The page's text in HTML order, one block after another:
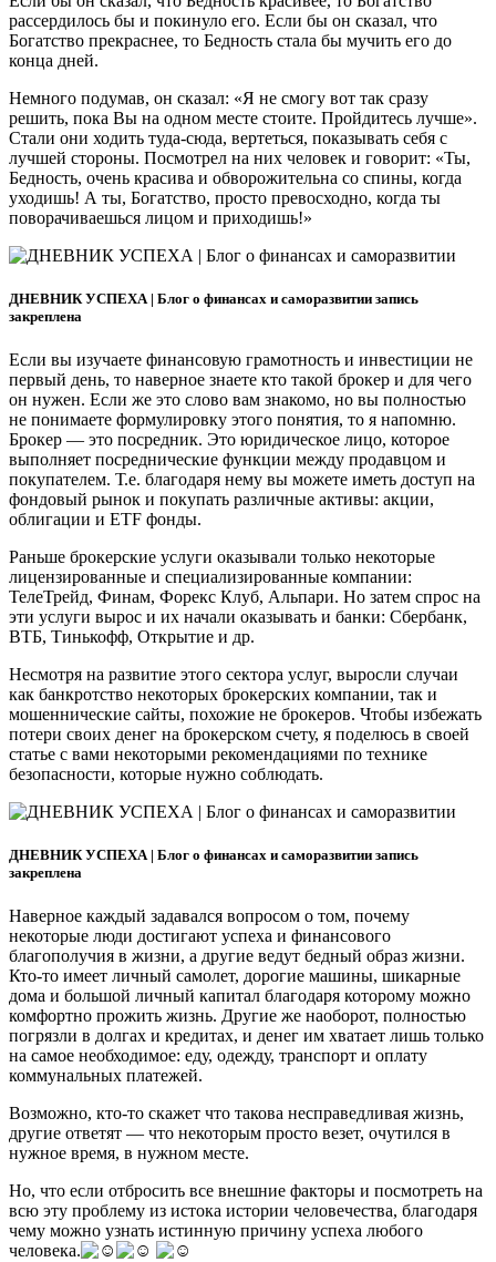
рассердилось бы и покинуло его. Если бы он сказал, что
Богатство прекраснее, то Бедность стала бы мучить его до
конца дней.
Немного подумав, он сказал: «Я не смогу вот так сразу
решить, пока Вы на одном месте стоите. Пройдитесь лучше».
Стали они ходить туда-сюда, вертеться, показывать себя с
лучшей стороны. Посмотрел на них человек и говорит: «Ты,
Бедность, очень красива и обворожительна со спины, когда
уходишь! А ты, Богатство, просто превосходно, когда ты
поворачиваешься лицом и приходишь!»
ДНЕВНИК УСПЕХА | Блог о финансах и саморазвитии запись
закреплена
Если вы изучаете финансовую грамотность и инвестиции не
первый день, то наверное знаете кто такой брокер и для чего
он нужен. Если же это слово вам знакомо, но вы полностью
не понимаете формулировку этого понятия, то я напомню.
Брокер — это посредник. Это юридическое лицо, которое
выполняет посреднические функции между продавцом и
покупателем. Т.е. благодаря нему вы можете иметь доступ на
фондовый рынок и покупать различные активы: акции,
облигации и ETF фонды.
Раньше брокерские услуги оказывали только некоторые
лицензированные и специализированные компании:
ТелеТрейд, Финам, Форекс Клуб, Альпари. Но затем спрос на
эти услуги вырос и их начали оказывать и банки: Сбербанк,
ВТБ, Тинькофф, Открытие и др.
Несмотря на развитие этого сектора услуг, выросли случаи
как банкротство некоторых брокерских компании, так и
мошеннические сайты, похожие не брокеров. Чтобы избежать
потери своих денег на брокерском счету, я поделюсь в своей
статье с вами некоторыми рекомендациями по технике
безопасности, которые нужно соблюдать.
ДНЕВНИК УСПЕХА | Блог о финансах и саморазвитии запись
закреплена
Наверное каждый задавался вопросом о том, почему
некоторые люди достигают успеха и финансового
благополучия в жизни, а другие ведут бедный образ жизни.
Кто-то имеет личный самолет, дорогие машины, шикарные
дома и большой личный капитал благодаря которому можно
комфортно прожить жизнь. Другие же наоборот, полностью
погрязли в долгах и кредитах, и денег им хватает лишь только
на самое необходимое: еду, одежду, транспорт и оплату
коммунальных платежей.
Возможно, кто-то скажет что такова несправедливая жизнь,
другие ответят — что некоторым просто везет, очутился в
нужное время, в нужном месте.
Но, что если отбросить все внешние факторы и посмотреть на
всю эту проблему из истока истории человечества, благодаря
чему можно узнать истинную причину успеха любого
человека.